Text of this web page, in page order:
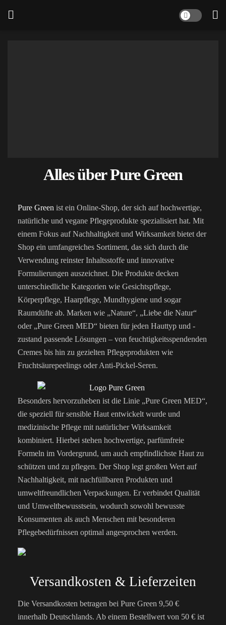
Alles über Pure Green
Pure Green ist ein Online-Shop, der sich auf hochwertige,
natürliche und vegane Pflegeprodukte spezialisiert hat. Mit
einem Fokus auf Nachhaltigkeit und Wirksamkeit bietet der
Shop ein umfangreiches Sortiment, das sich durch die
Verwendung reinster Inhaltsstoffe und innovative
Formulierungen auszeichnet. Die Produkte decken
unterschiedliche Kategorien wie Gesichtspflege,
Körperpflege, Haarpflege, Mundhygiene und sogar
Raumdüfte ab. Marken wie „Nature“, „Liebe die Natur“
oder „Pure Green MED“ bieten für jeden Hauttyp und -
zustand passende Lösungen – von feuchtigkeitsspendenden
Cremes bis hin zu gezielten Pflegeprodukten wie
Fruchtsäurepeelings oder Anti-Pickel-Seren.
Besonders hervorzuheben ist die Linie „Pure Green MED“,
die speziell für sensible Haut entwickelt wurde und
medizinische Pflege mit natürlicher Wirksamkeit
kombiniert. Hierbei stehen hochwertige, parfümfreie
Formeln im Vordergrund, um auch empfindlichste Haut zu
schützen und zu pflegen. Der Shop legt großen Wert auf
Nachhaltigkeit, mit nachfüllbaren Produkten und
umweltfreundlichen Verpackungen. Er verbindet Qualität
und Umweltbewusstsein, wodurch sowohl bewusste
Konsumenten als auch Menschen mit besonderen
Pflegebedürfnissen optimal angesprochen werden​.
Versandkosten & Lieferzeiten
Die Versandkosten betragen bei Pure Green 9,50 €
innerhalb Deutschlands. Ab einem Bestellwert von 50 € ist